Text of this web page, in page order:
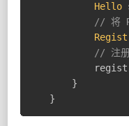
Hello
// 将
// 注
}
}